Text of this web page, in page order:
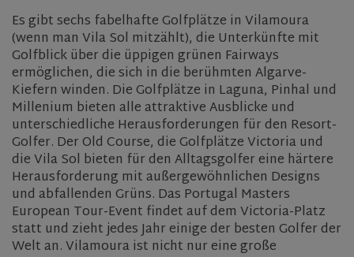
Es gibt sechs fabelhafte Golfplätze in Vilamoura
(wenn man Vila Sol mitzählt), die Unterkünfte mit
Golfblick über die üppigen grünen Fairways
ermöglichen, die sich in die berühmten Algarve-
Kiefern winden. Die Golfplätze in Laguna, Pinhal und
Millenium bieten alle attraktive Ausblicke und
unterschiedliche Herausforderungen für den Resort-
Golfer. Der Old Course, die Golfplätze Victoria und
die Vila Sol bieten für den Alltagsgolfer eine härtere
Herausforderung mit außergewöhnlichen Designs
und abfallenden Grüns. Das Portugal Masters
European Tour-Event findet auf dem Victoria-Platz
statt und zieht jedes Jahr einige der besten Golfer der
Welt an. Vilamoura ist nicht nur eine große